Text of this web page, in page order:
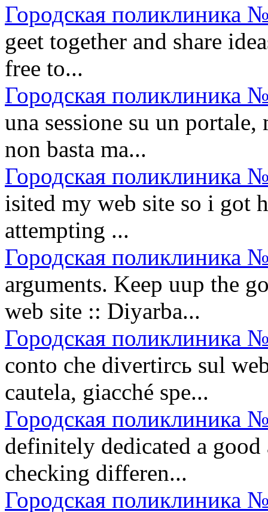
Городская поликлиника
geet together and share
free to...
Городская поликлиника
una sessione su un
non basta ma...
Городская поликлиника
isited my web site so i got
attempting ...
Городская поликлиника
arguments. Keep uup the
web site :: Diyarba...
Городская поликлиника
conto che divertirсь sul
cautela, giacché spe...
Городская поликлиника
definitely dedicated a
checking differen...
Городская поликлиника